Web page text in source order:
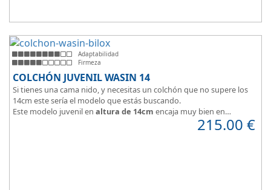
Adaptabilidad
Firmeza
COLCHÓN JUVENIL WASIN 14
Si tienes una cama nido, y necesitas un colchón que no supere los
14cm este sería el modelo que estás buscando.
Este modelo juvenil en altura de 14cm encaja muy bien en
215.00 €